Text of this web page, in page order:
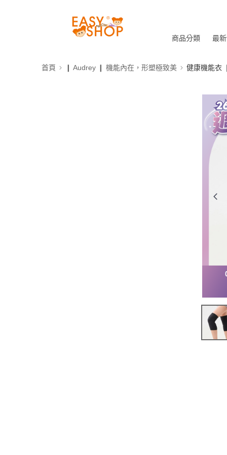
商品分類 最
首頁 ❙ Audrey ❙ 機能內在，形塑極致美 健康機能衣